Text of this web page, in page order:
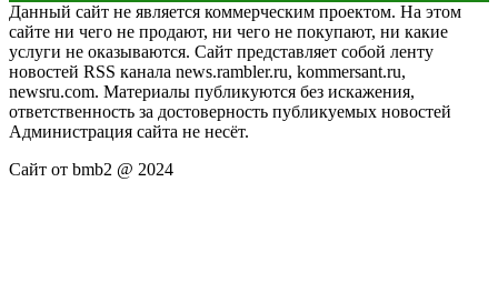
Данный сайт не является коммерческим проектом. На этом
сайте ни чего не продают, ни чего не покупают, ни какие
услуги не оказываются. Сайт представляет собой ленту
новостей RSS канала news.rambler.ru, kommersant.ru,
newsru.com. Материалы публикуются без искажения,
ответственность за достоверность публикуемых новостей
Администрация сайта не несёт.
Сайт от bmb2 @ 2024